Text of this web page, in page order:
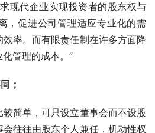
现代企业实现投资者的股东权与
，促进公司管理适应专业化的需
率。而有限责任制在许多方面降
管理的成本。”
；
简单，可只设立董事会而不设股
往往由股东个人兼任，机动性权